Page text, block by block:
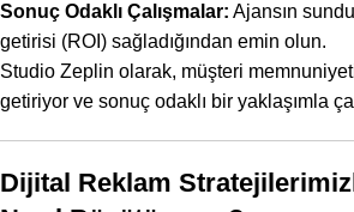
Sonuç Odaklı Çalışmalar: Ajansın
getirisi (ROI) sağladığından emin olun.
Studio Zeplin olarak, müşteri
getiriyor ve sonuç odaklı bir yaklaşımla
Dijital Reklam